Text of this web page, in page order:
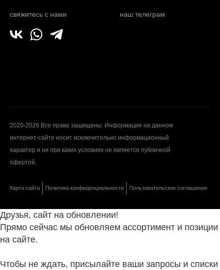
свяжитесь с нами наш телеграм
2020-2026 Все права защищены. Информация на данном
интернет-сайте носит исключительно информационный
характер и ни при каких условиях не является публичной
офертой.
Карта сайта Политика конфиденциальности Пользовательское соглашение
Друзья, сайт на обновлении!
Прямо сейчас мы обновляем ассортимент и позиции
на сайте.
Чтобы не ждать, присылайте ваши запросы и списки